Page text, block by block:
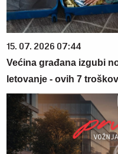
15. 07. 2026 07:44
Većina građana izgubi
letovanje - ovih 7